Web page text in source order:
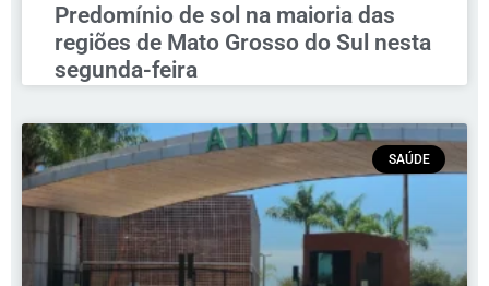
Predomínio de sol na maioria das
regiões de Mato Grosso do Sul nesta
segunda-feira
SAÚDE